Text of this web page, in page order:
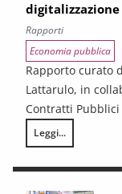
Rapporti
Economia pubblica
Rapporto curato
Lattarulo, in
Contratti Pubblici
Leggi...
I CONTRATTI